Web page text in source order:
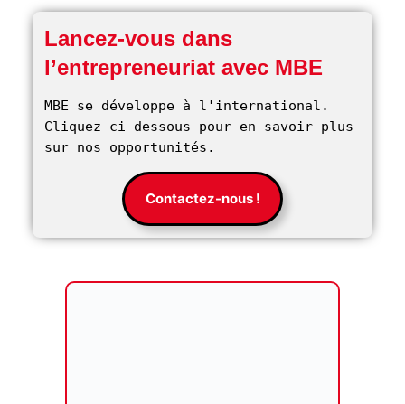
Lancez-vous dans
l’entrepreneuriat avec MBE
MBE se développe à l'international.
Cliquez ci-dessous pour en savoir plus
sur nos opportunités.
Contactez-nous !